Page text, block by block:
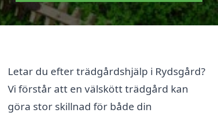
Letar du efter trädgårdshjälp i Rydsgård?
Vi förstår att en välskött trädgård kan
göra stor skillnad för både din